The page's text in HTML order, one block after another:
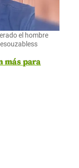
el hombre
más para